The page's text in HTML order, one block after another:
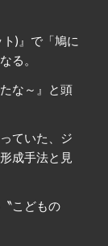
)』で「鳩に
る。
な～』と頭
ていた、ジ
成手法と見
こどもの